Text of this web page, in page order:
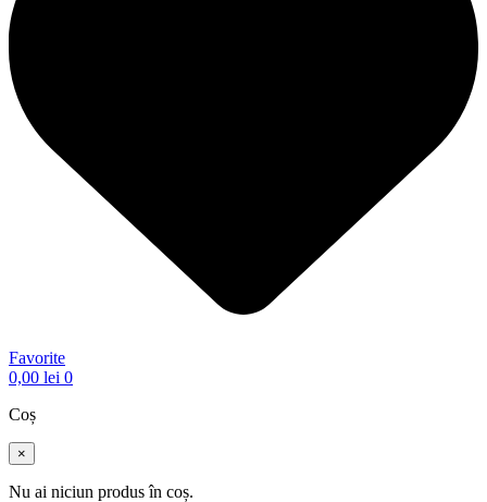
Favorite
0,00 lei 0
Coș
×
Nu ai niciun produs în coș.